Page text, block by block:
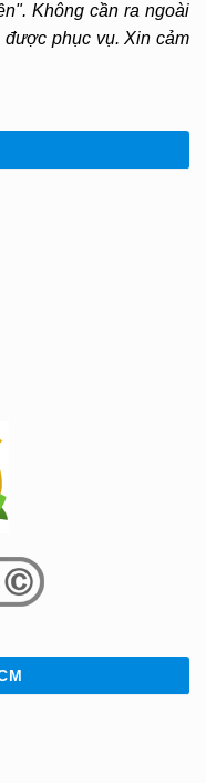
Không cần ra ngoài
phục vụ. Xin cảm